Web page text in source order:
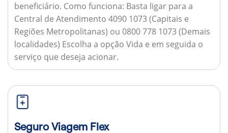
beneficiário. Como funciona: Basta ligar para a
Central de Atendimento 4090 1073 (Capitais e
Regiões Metropolitanas) ou 0800 778 1073 (Demais
localidades) Escolha a opção Vida e em seguida o
serviço que deseja acionar.
Seguro Viagem Flex